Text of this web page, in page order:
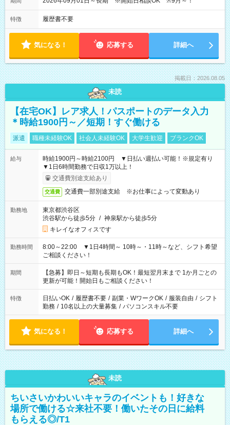
特徴 履歴書不要
気になる！ 応募する 詳細へ
掲載日：2026.08.05
未読
【在宅OK】レア求人！パスポートのデータ入力
＊時給1900円～／短期！すぐ働ける
派遣 職種未経験OK 社会人未経験OK 大学生歓迎 ブランクOK
給与
時給1900円～時給2100円 ▼日払い週払い可能！※規定有り
▼1日6時間勤務で日収1万以上！
交通費別途支給あり
交通費 交通費一部別途支給 ※お仕事によって変動あり
勤務地
東京都渋谷区
渋谷駅から徒歩5分 / 神泉駅から徒歩5分
キレイなオフィスです
勤務時間
8:00～22:00 ▼1日4時間～ 10時～・11時～など、シフト希望
ご相談ください！
期間
【急募】即日～短期も長期もOK！最短翌月末まで 1か月ごとの
更新が可能！開始日もご相談ください！
特徴 日払いOK / 履歴書不要 / 副業・WワークOK / 服装自由 / シフト
勤務 / 10名以上の大量募集 / パソコンスキル不要
気になる！ 応募する 詳細へ
未読
ちいさいかわいいキャラのイベントも！好きな
場所で働ける☆来社不要！働いたその日に給料
もらえる◎/T1